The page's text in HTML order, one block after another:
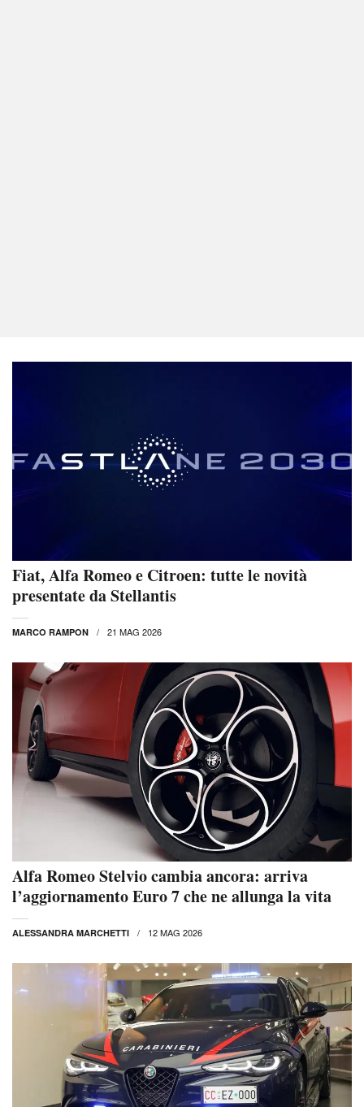
Fiat, Alfa Romeo e Citroen: tutte le novità
presentate da Stellantis
MARCO RAMPON 21 MAG 2026
Alfa Romeo Stelvio cambia ancora: arriva
l’aggiornamento Euro 7 che ne allunga la vita
ALESSANDRA MARCHETTI 12 MAG 2026